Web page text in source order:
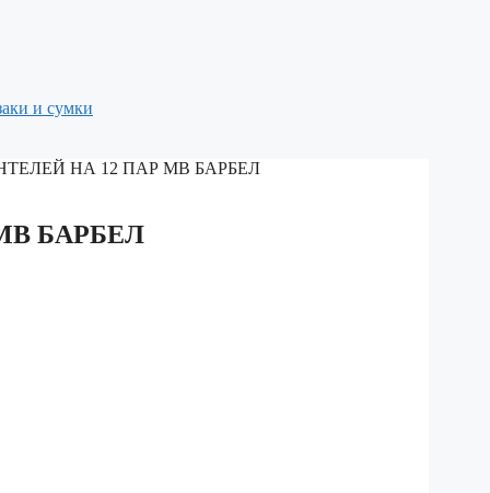
и сумки
НА 12 ПАР МВ БАРБЕЛ
БАРБЕЛ